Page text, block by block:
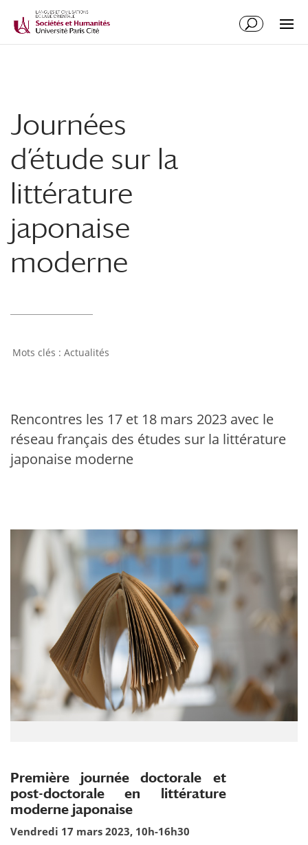
Journées
d’étude sur la
littérature
japonaise
moderne
Actualités
Rencontres les 17 et 18 mars 2023 avec le
réseau français des études sur la littérature
japonaise moderne
Première journée doctorale et
post-doctorale en littérature
moderne japonaise
Vendredi 17 mars 2023, 10h-16h30